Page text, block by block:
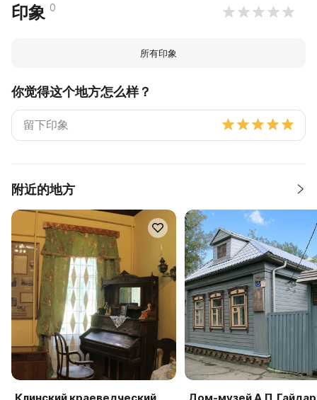
印象 0
所有印象
你觉得这个地方怎么样？
附近的地方
Клинский краеведческий Дом-музей А.П.